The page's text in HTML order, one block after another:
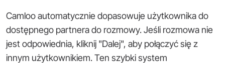
Camloo automatycznie dopasowuje użytkownika do
dostępnego partnera do rozmowy. Jeśli rozmowa nie
jest odpowiednia, kliknij "Dalej", aby połączyć się z
innym użytkownikiem. Ten szybki system